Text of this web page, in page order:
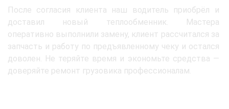
После согласия клиента наш водитель приобрёл и
доставил новый теплообменник. Мастера
оперативно выполнили замену, клиент рассчитался за
запчасть и работу по предъявленному чеку и остался
доволен. Не теряйте время и экономьте средства —
доверяйте ремонт грузовика профессионалам.